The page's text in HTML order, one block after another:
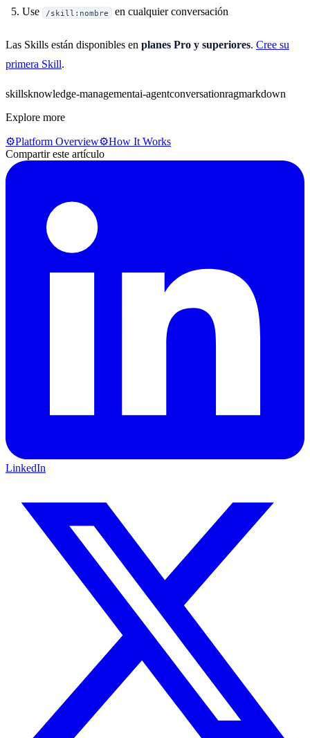
Use /skill:nombre en cualquier conversación
Las Skills están disponibles en planes Pro y superiores. Cree su
primera Skill.
skillsknowledge-managementai-agentconversationragmarkdown
Explore more
⚙️Platform Overview⚙️How It Works
Compartir este artículo
LinkedIn